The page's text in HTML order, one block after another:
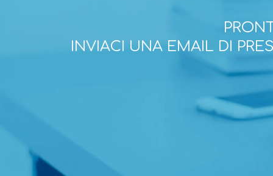
INVIACI UNA EMAIL DI